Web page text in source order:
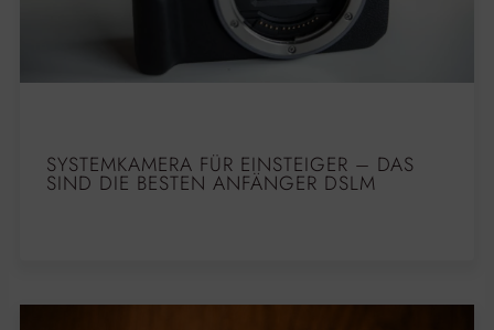
SYSTEMKAMERA FÜR EINSTEIGER – DAS
SIND DIE BESTEN ANFÄNGER DSLM